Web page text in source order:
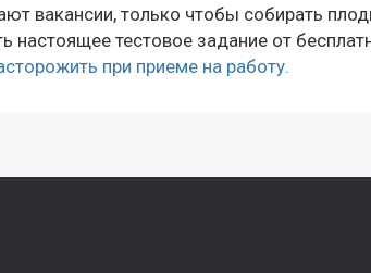
вакансии, только чтобы собирать
настоящее тестовое задание от
при приеме на работу.